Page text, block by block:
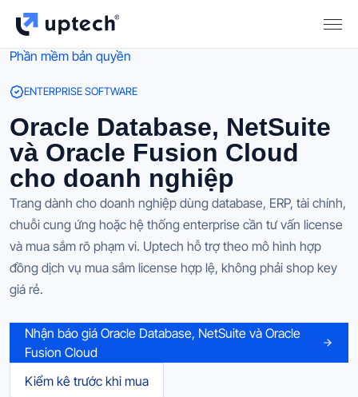
Phần mềm bản quyền
ENTERPRISE SOFTWARE
Oracle Database, NetSuite
và Oracle Fusion Cloud
cho doanh nghiệp
Trang dành cho doanh nghiệp dùng database, ERP, tài chính,
chuỗi cung ứng hoặc hệ thống enterprise cần tư vấn license
và mua sắm rõ phạm vi. Uptech hỗ trợ theo mô hình hợp
đồng dịch vụ mua sắm license hợp lệ, không phải shop key
giá rẻ.
Nhận báo giá Oracle Database, NetSuite và Oracle
Fusion Cloud
Kiểm kê trước khi mua